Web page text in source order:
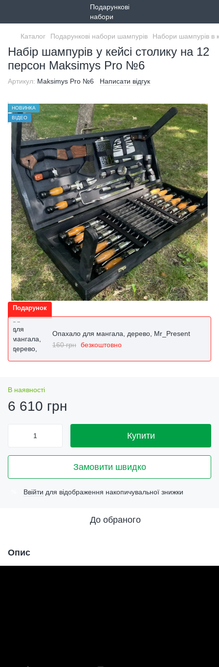
Каталог Подарункові набори шампурів Набори шампурів в
Набір шампурів у кейсі столику на 12
персон Maksimys Pro №6
Артикул: Maksimys Pro №6 Написати відгук
НОВИНКА
ВІДЕО
Подарунок
Опахало для мангала, дерево, Mr_Present
160 грн безкоштовно
В наявності
6 610 грн
Купити
Замовити швидко
Ввійти для відображення накопичувальної знижки
До обраного
Опис